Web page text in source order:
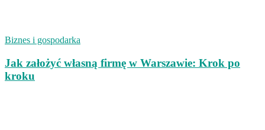
Biznes i gospodarka
Jak założyć własną firmę w Warszawie: Krok po
kroku